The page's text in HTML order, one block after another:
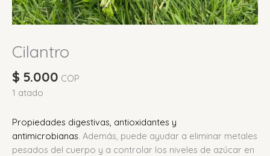
Cilantro
$ 5.000 COP
1 atado
Propiedades digestivas, antioxidantes y
antimicrobianas. Además, puede ayudar a eliminar metales
pesados del cuerpo y a controlar los niveles de azúcar en